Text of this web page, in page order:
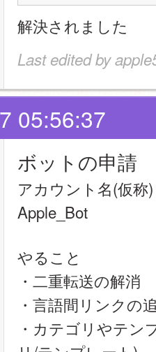
解決されました
Last edited by
05:56:37
ボットの申請
アカウント名(仮称)
Apple_Bot
やること
・二重転送の解消
・言語間リンクの
・カテゴリやテン